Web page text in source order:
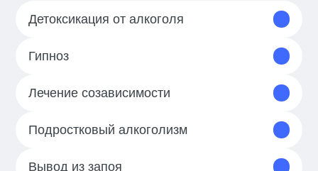
Детоксикация от алкоголя
Гипноз
Лечение созависимости
Подростковый алкоголизм
Вывод из запоя